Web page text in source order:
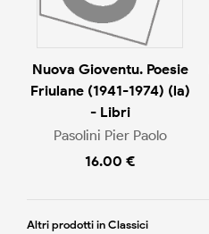
Nuova Gioventu. Poesie
Friulane (1941-1974) (la)
- Libri
Pasolini Pier Paolo
16.00 €
Altri prodotti in Classici